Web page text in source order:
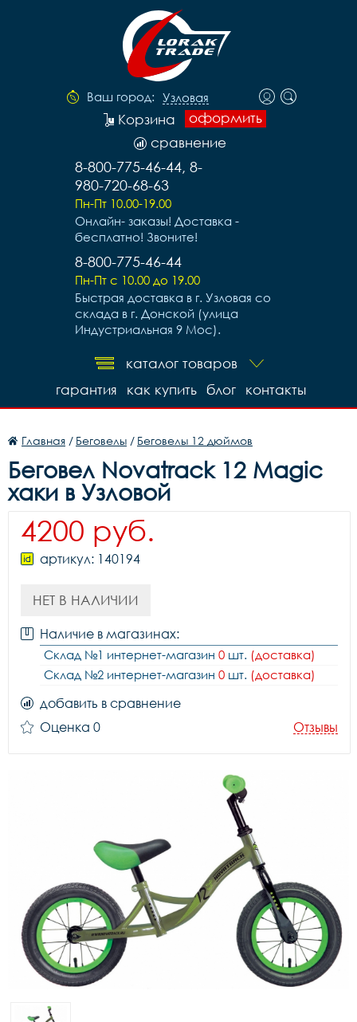
Ваш город: Узловая
оформить
Корзина
сравнение
8-800-775-46-44, 8-
980-720-68-63
Пн-Пт 10.00-19.00
Онлайн- заказы! Доставка -
бесплатно! Звоните!
8-800-775-46-44
Пн-Пт с 10.00 до 19.00
Быстрая доставка в г. Узловая со
склада в г. Донской (улица
Индустриальная 9 Мос).
каталог товаров
контакты
блог
как купить
гарантия
Главная / Беговелы / Беговелы 12 дюймов
Беговел Novatrack 12 Magic
хаки в Узловой
4200 руб.
артикул: 140194
НЕТ В НАЛИЧИИ
Наличие в магазинах:
Склад №1 интернет-магазин 0 шт. (доставка)
Склад №2 интернет-магазин 0 шт. (доставка)
добавить в сравнение
Оценка 0
Отзывы